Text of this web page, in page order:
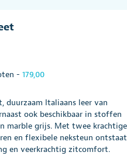
- 179,00
duurzaam Italiaans leer van
ook beschikbaar in stoffen
marble grijs. Met twee krachtige
en flexibele neksteun ontstaat
en veerkrachtig zitcomfort.